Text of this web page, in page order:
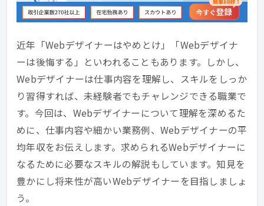
近年「Webデザイナーはやめとけ」「Webデザイナ
ーは後悔する」といわれることもあります。しかし、
Webデザイナーは仕事内容を理解し、スキルをしっか
り習得すれば、未経験者でもチャレンジできる職業で
す。今回は、Webデザイナーについて理解を深めるた
めに、仕事内容や細かい業務例、Webデザイナーの平
均年収をお伝えします。求められるWebデザイナーに
なるために必要なスキルの解説もしています。知見を
豊かにし将来性が高いWebデザイナーを目指しましょ
う。